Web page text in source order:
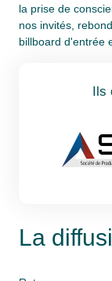
la prise de
nos invités,
billboard d'entrée
Ils
La